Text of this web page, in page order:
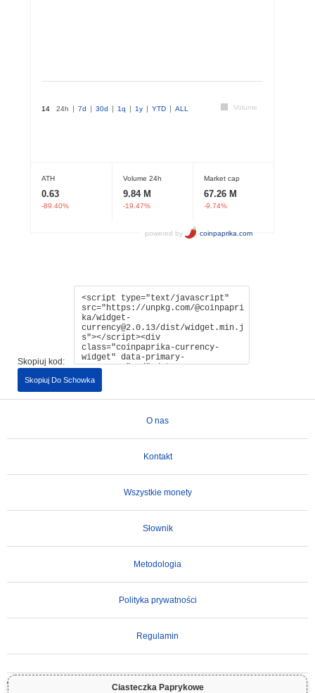
Ciasteczka Paprykowe
Skopiuj kod:
Skopiuj Do Schowka
O nas
Kontakt
Wszystkie monety
Słownik
Metodologia
Polityka prywatności
Regulamin
WAŻNE ZASTRZEŻENIE:
Kryptowaluty są wysoce zmienne i wiążą się ze znacznym